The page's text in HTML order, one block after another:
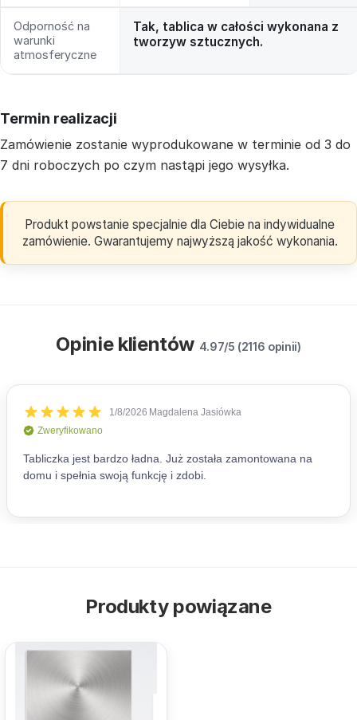
Odporność na
warunki
atmosferyczne
Tak, tablica w całości wykonana z
tworzyw sztucznych.
Termin realizacji
Zamówienie zostanie wyprodukowane w terminie od 3 do
7 dni roboczych po czym nastąpi jego wysyłka.
Produkt powstanie specjalnie dla Ciebie na indywidualne
zamówienie. Gwarantujemy najwyższą jakość wykonania.
Opinie klientów 4.97/5 (2116 opinii)
Produkty powiązane